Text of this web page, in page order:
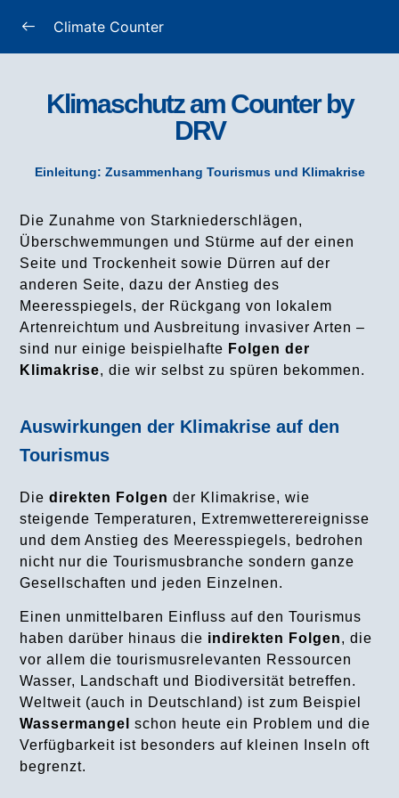
1.1 Zusammenhang Tourismus und Klimakrise
2. Grundlagen: Klimakrise und Treibhausgase
2.1 Der Einfluss der Treibhausgase
2.2 Wodurch entstehen die Treibhausgase?
3. Die Klimawirkung von Reisen
3.1 Wodurch entstehen die Treibhausgase bei einer
Reise?
4. Möglichkeiten klimafreundlicher zu reisen
4.1 Einleitung
4.2 CO₂e-Emissionswerte vergleichen mit KlimaLink
5. Die An- und Abreise klimabewusster gestalten
5.1 Wahl des Reiseziels
5.2 Festlegen der Reisedauer
5.3 Wahl der Verkehrsmittel
5.4 Erdgebundene Reisen
5.5 Flugreisen klimafreundlicher gestalten
Climate Counter
Klimaschutz am Counter by
DRV
Einleitung: Zusammenhang Tourismus und Klimakrise
Die Zunahme von Starkniederschlägen,
Überschwemmungen und Stürme auf der einen
Seite und Trockenheit sowie Dürren auf der
anderen Seite, dazu der Anstieg des
Meeresspiegels, der Rückgang von lokalem
Artenreichtum und Ausbreitung invasiver Arten –
sind nur einige beispielhafte Folgen der
Klimakrise, die wir selbst zu spüren bekommen.
Auswirkungen der Klimakrise auf den
Tourismus
Die direkten Folgen der Klimakrise, wie
steigende Temperaturen, Extremwetterereignisse
und dem Anstieg des Meeresspiegels, bedrohen
nicht nur die Tourismusbranche sondern ganze
Gesellschaften und jeden Einzelnen.
Einen unmittelbaren Einfluss auf den Tourismus
haben darüber hinaus die indirekten Folgen, die
vor allem die tourismusrelevanten Ressourcen
Wasser, Landschaft und Biodiversität betreffen.
Weltweit (auch in Deutschland) ist zum Beispiel
Wassermangel
schon heute ein Problem und die
Verfügbarkeit ist besonders auf kleinen Inseln oft
begrenzt.